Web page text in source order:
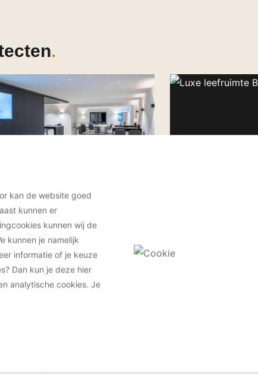
kan de website goed
kunnen er
kunnen wij de
kunnen je namelijk
informatie of je keuze
Dan kun je deze hier
analytische cookies. Je